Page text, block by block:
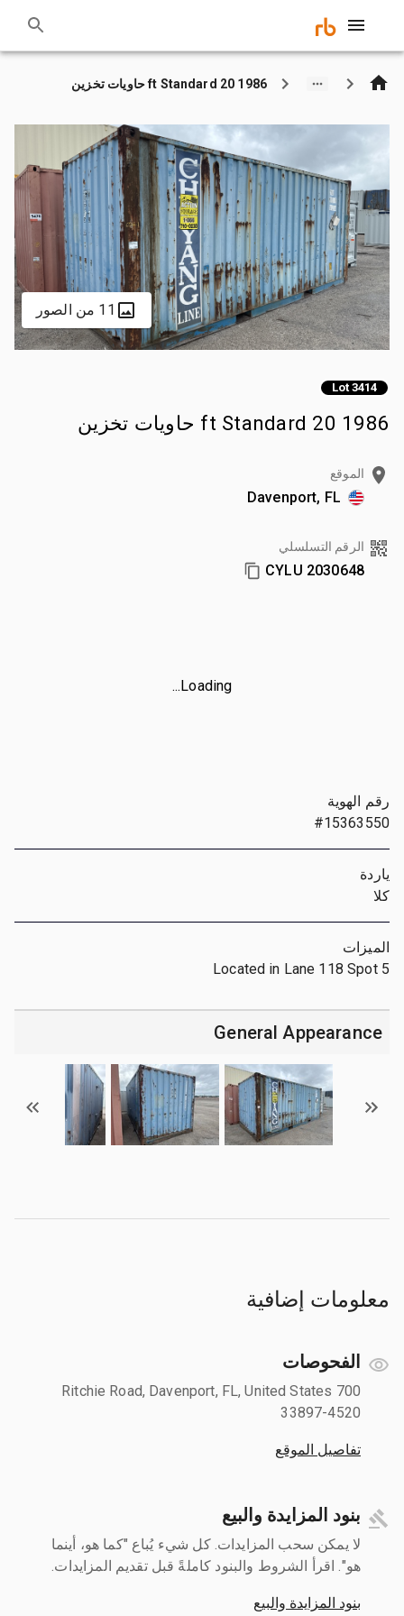
1986 20 ft Standard حاويات تخزين
11 من الصور
Lot 3414
1986 20 ft Standard حاويات تخزين
الموقع
Davenport, FL
الرقم التسلسلي
CYLU 2030648
Loading...
رقم الهوية
#15363550
ياردة
كلا
الميزات
Located in Lane 118 Spot 5
General Appearance
معلومات إضافية
الفحوصات
700 Ritchie Road, Davenport, FL, United States
33897-4520
تفاصيل الموقع
بنود المزايدة والبيع
لا يمكن سحب المزايدات. كل شيء يُباع "كما هو، أينما
هو". اقرأ الشروط والبنود كاملةً قبل تقديم المزايدات.
بنود المزايدة والبيع